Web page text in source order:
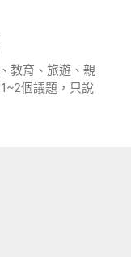
教育、旅遊、親
個議題，只說